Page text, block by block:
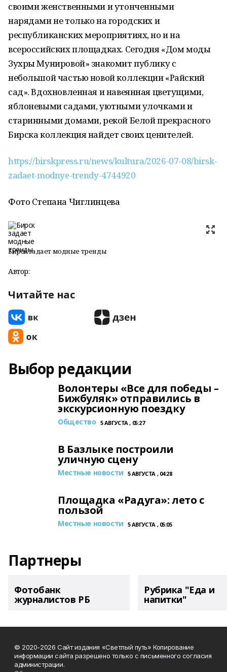
своими женственными и утонченными
нарядами не только на городских и
республиканских мероприятиях, но и на
всероссийских площадках. Сегодня «Дом моды
Зухры Мунировой» знакомит публику с
небольшой частью новой коллекции «Райский
сад». Вдохновленная и навеянная цветущими,
яблоневыми садами, уютными улочками и
старинными домами, рекой Белой прекрасного
Бирска коллекция найдет своих ценителей.
https://birskpress.ru/news/kultura/2026-07-08/birsk-
zadaet-modnye-trendy-4744920
Фото Степана Чиглинцева
Бирск задает модные тренды
Автор:
Читайте нас
Выбор редакции
Волонтеры «Все для победы –
Бижбуляк» отправились в
экскурсионную поездку
Общество 5 АВГУСТА , 05:27
В Базлыке построили
уличную сцену
Местные новости 5 АВГУСТА , 04:28
Площадка «Радуга»: лето с
пользой
Местные новости 5 АВГУСТА , 05:05
Партнеры
Фотобанк
журналистов РБ
Рубрика "Еда и
напитки"
© 2020-2026 Сайт издания «Светлый путь» Копирование
информации сайта разрешено только с письменного согласия
администрации.